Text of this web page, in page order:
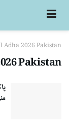
Adha 2026 Pakistan
Pakistan